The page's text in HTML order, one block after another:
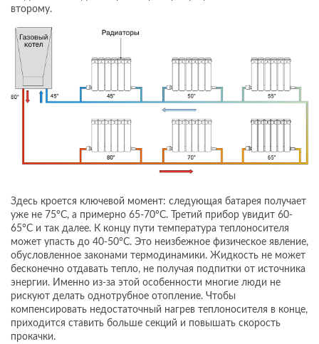
второму.
Здесь кроется ключевой момент: следующая батарея получает
уже не 75°C, а примерно 65-70°C. Третий прибор увидит 60-
65°C и так далее. К концу пути температура теплоносителя
может упасть до 40-50°C. Это неизбежное физическое явление,
обусловленное законами термодинамики. Жидкость не может
бесконечно отдавать тепло, не получая подпитки от источника
энергии. Именно из-за этой особенности многие люди не
рискуют делать однотрубное отопление. Чтобы
компенсировать недостаточный нагрев теплоносителя в конце,
приходится ставить больше секций и повышать скорость
прокачки.